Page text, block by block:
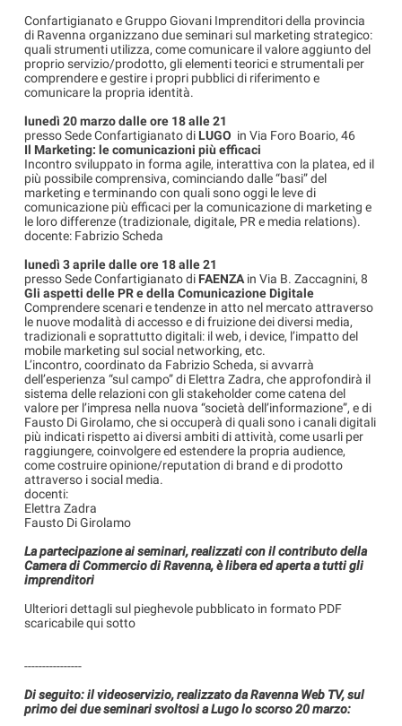
Confartigianato e Gruppo Giovani Imprenditori della provincia
di Ravenna organizzano due seminari sul marketing strategico:
quali strumenti utilizza, come comunicare il valore aggiunto del
proprio servizio/prodotto, gli elementi teorici e strumentali per
comprendere e gestire i propri pubblici di riferimento e
comunicare la propria identità.
lunedì 20 marzo dalle ore 18 alle 21
presso Sede Confartigianato di LUGO in Via Foro Boario, 46
Il Marketing: le comunicazioni più efficaci
Incontro sviluppato in forma agile, interattiva con la platea, ed il
più possibile comprensiva, cominciando dalle “basi” del
marketing e terminando con quali sono oggi le leve di
comunicazione più efficaci per la comunicazione di marketing e
le loro differenze (tradizionale, digitale, PR e media relations).
docente: Fabrizio Scheda
lunedì 3 aprile dalle ore 18 alle 21
presso Sede Confartigianato di FAENZA in Via B. Zaccagnini, 8
Gli aspetti delle PR e della Comunicazione Digitale
Comprendere scenari e tendenze in atto nel mercato attraverso
le nuove modalità di accesso e di fruizione dei diversi media,
tradizionali e soprattutto digitali: il web, i device, l’impatto del
mobile marketing sul social networking, etc.
L’incontro, coordinato da Fabrizio Scheda, si avvarrà
dell’esperienza “sul campo” di Elettra Zadra, che approfondirà il
sistema delle relazioni con gli stakeholder come catena del
valore per l’impresa nella nuova “società dell’informazione”, e di
Fausto Di Girolamo, che si occuperà di quali sono i canali digitali
più indicati rispetto ai diversi ambiti di attività, come usarli per
raggiungere, coinvolgere ed estendere la propria audience,
come costruire opinione/reputation di brand e di prodotto
attraverso i social media.
docenti:
Elettra Zadra
Fausto Di Girolamo
La partecipazione ai seminari, realizzati con il contributo della
Camera di Commercio di Ravenna, è libera ed aperta a tutti gli
imprenditori
Ulteriori dettagli sul pieghevole pubblicato in formato PDF
scaricabile qui sotto
----------------
Di seguito: il videoservizio, realizzato da Ravenna Web TV, sul
primo dei due seminari svoltosi a Lugo lo scorso 20 marzo: